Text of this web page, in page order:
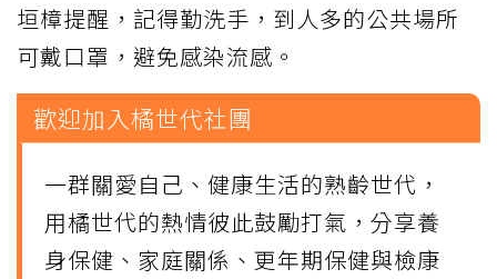
垣樟提醒，記得勤洗手，到人多的公共場所
可戴口罩，避免感染流感。
歡迎加入橘世代社團
一群關愛自己、健康生活的熟齡世代，
用橘世代的熱情彼此鼓勵打氣，分享養
身保健、家庭關係、更年期保健與檢康